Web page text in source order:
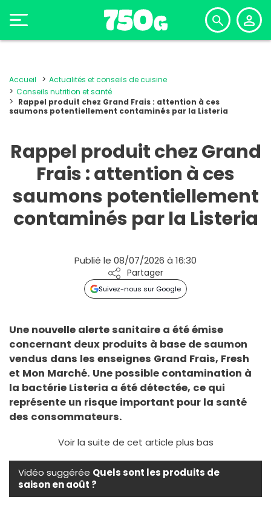
Accueil
Actualités et conseils de cuisine
Conseils nutrition et santé
Rappel produit chez Grand Frais : attention à ces
saumons potentiellement contaminés par la Listeria
Rappel produit chez Grand
Frais : attention à ces
saumons potentiellement
contaminés par la Listeria
Publié le 08/07/2026 à 16:30
Partager
Suivez-nous sur Google
Une nouvelle alerte sanitaire a été émise
concernant deux produits à base de saumon
vendus dans les enseignes Grand Frais, Fresh
et Mon Marché. Une possible contamination à
la bactérie Listeria a été détectée, ce qui
représente un risque important pour la santé
des consommateurs.
Voir la suite de cet article plus bas
Vidéo suggérée Quels sont les produits de
saison en août ?